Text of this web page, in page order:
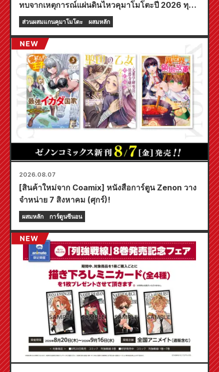
ทบจากเหตุการณ์แผ่นดินไหวคุมาโมโตะปี 2026 ทุก
ท่าน
ส่วนผสมแกนคุมาโมโตะ ผสมหลัก
2026.08.07
[สินค้าใหม่จาก Coamix] หนังสือการ์ตูน Zenon วาง
จำหน่าย 7 สิงหาคม (ศุกร์)!
ผสมหลัก การ์ตูนซีนอน